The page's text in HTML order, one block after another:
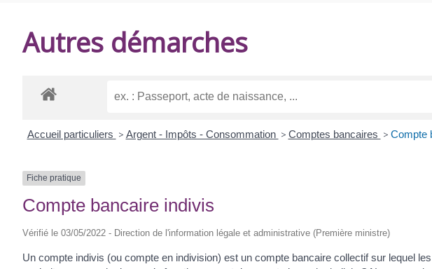
Autres démarches
Accueil particuliers > Argent - Impôts - Consommation > Comptes bancaires > Compte
Fiche pratique
Compte bancaire indivis
Vérifié le 03/05/2022 - Direction de l'information légale et administrative (Première ministre)
Un compte indivis (ou compte en indivision) est un compte bancaire collectif sur lequel